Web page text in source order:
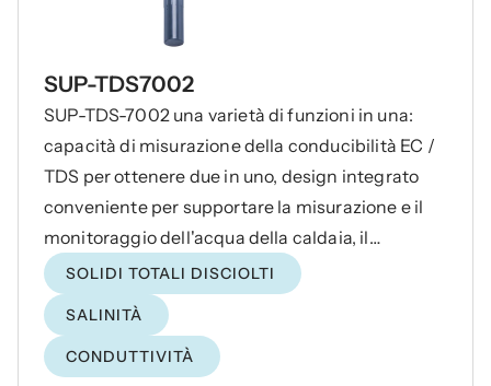
SUP-TDS7002
SUP-TDS-7002 una varietà di funzioni in una:
capacità di misurazione della conducibilità EC /
TDS per ottenere due in uno, design integrato
conveniente per supportare la misurazione e il
monitoraggio dell'acqua della caldaia, il
trattamento dell'acqua RO, il trattamento delle
acque reflue, l'industria farmaceutica e altri
liquidi.
SOLIDI TOTALI DISCIOLTI
SALINITÀ
CONDUTTIVITÀ